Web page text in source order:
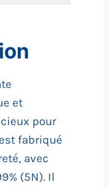
et
pour
est fabriqué
avec
(5N). Il